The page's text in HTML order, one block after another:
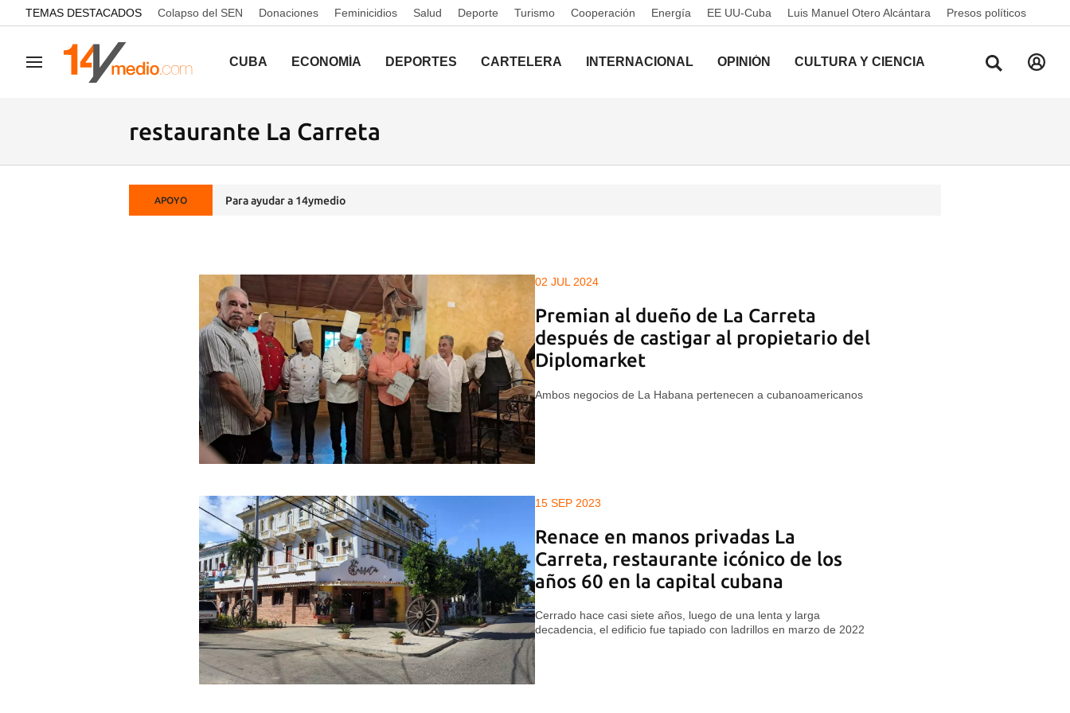
common.go-to-content
TEMAS DESTACADOS Colapso del SEN Donaciones Feminicidios Salud Deporte Turismo Cooperación Energía EE UU-Cuba Luis Manuel Otero Alcántara Presos políticos
Navegación CUBA ECONOMÍA DEPORTES CARTELERA INTERNACIONAL OPINIÓN CULTURA Y CIENCIA
restaurante La Carreta
APOYO Para ayudar a 14ymedio
02 JUL 2024
Premian al dueño de La Carreta
después de castigar al propietario del
Diplomarket
Ambos negocios de La Habana pertenecen a cubanoamericanos
15 SEP 2023
Renace en manos privadas La
Carreta, restaurante icónico de los
años 60 en la capital cubana
Cerrado hace casi siete años, luego de una lenta y larga
decadencia, el edificio fue tapiado con ladrillos en marzo de 2022